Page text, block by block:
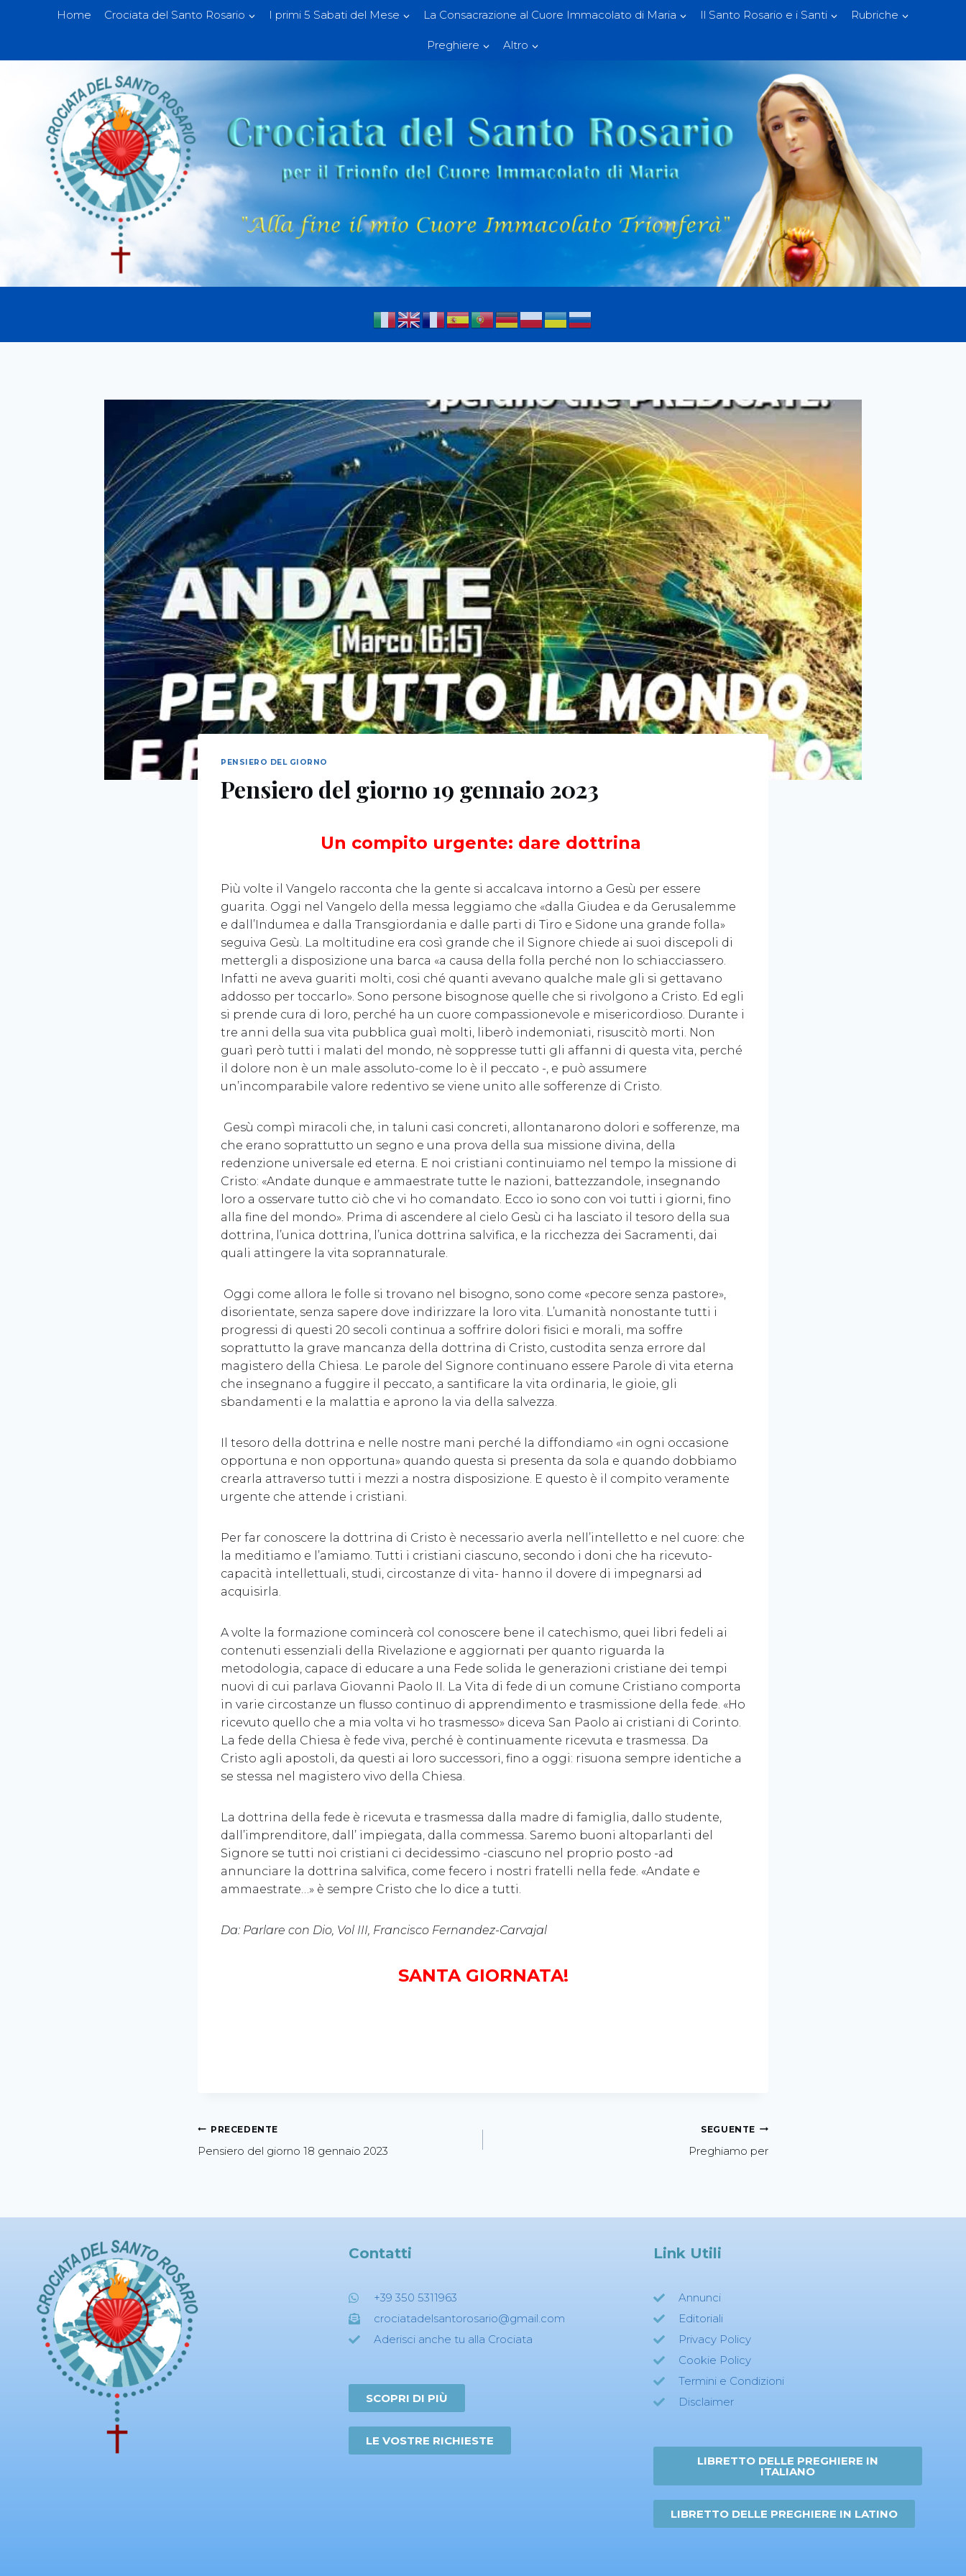
Home Crociata del Santo Rosario I primi 5 Sabati del Mese La Consacrazione al Cuore Immacolato di Maria Il Santo Rosario e i Santi Rubriche
Preghiere Altro
PENSIERO DEL GIORNO
Pensiero del giorno 19 gennaio 2023
Un compito urgente: dare dottrina
Più volte il Vangelo racconta che la gente si accalcava intorno a Gesù per essere
guarita. Oggi nel Vangelo della messa leggiamo che «dalla Giudea e da Gerusalemme
e dall’Indumea e dalla Transgiordania e dalle parti di Tiro e Sidone una grande folla»
seguiva Gesù. La moltitudine era così grande che il Signore chiede ai suoi discepoli di
mettergli a disposizione una barca «a causa della folla perché non lo schiacciassero.
Infatti ne aveva guariti molti, cosi ché quanti avevano qualche male gli si gettavano
addosso per toccarlo». Sono persone bisognose quelle che si rivolgono a Cristo. Ed egli
si prende cura di loro, perché ha un cuore compassionevole e misericordioso. Durante i
tre anni della sua vita pubblica guaì molti, liberò indemoniati, risuscitò morti. Non
guarì però tutti i malati del mondo, nè soppresse tutti gli affanni di questa vita, perché
il dolore non è un male assoluto-come lo è il peccato -, e può assumere
un’incomparabile valore redentivo se viene unito alle sofferenze di Cristo.
Gesù compì miracoli che, in taluni casi concreti, allontanarono dolori e sofferenze, ma
che erano soprattutto un segno e una prova della sua missione divina, della
redenzione universale ed eterna. E noi cristiani continuiamo nel tempo la missione di
Cristo: «Andate dunque e ammaestrate tutte le nazioni, battezzandole, insegnando
loro a osservare tutto ciò che vi ho comandato. Ecco io sono con voi tutti i giorni, fino
alla fine del mondo». Prima di ascendere al cielo Gesù ci ha lasciato il tesoro della sua
dottrina, l’unica dottrina, l’unica dottrina salvifica, e la ricchezza dei Sacramenti, dai
quali attingere la vita soprannaturale.
Oggi come allora le folle si trovano nel bisogno, sono come «pecore senza pastore»,
disorientate, senza sapere dove indirizzare la loro vita. L’umanità nonostante tutti i
progressi di questi 20 secoli continua a soffrire dolori fisici e morali, ma soffre
soprattutto la grave mancanza della dottrina di Cristo, custodita senza errore dal
magistero della Chiesa. Le parole del Signore continuano essere Parole di vita eterna
che insegnano a fuggire il peccato, a santificare la vita ordinaria, le gioie, gli
sbandamenti e la malattia e aprono la via della salvezza.
Il tesoro della dottrina e nelle nostre mani perché la diffondiamo «in ogni occasione
opportuna e non opportuna» quando questa si presenta da sola e quando dobbiamo
crearla attraverso tutti i mezzi a nostra disposizione. E questo è il compito veramente
urgente che attende i cristiani.
Per far conoscere la dottrina di Cristo è necessario averla nell’intelletto e nel cuore: che
la meditiamo e l’amiamo. Tutti i cristiani ciascuno, secondo i doni che ha ricevuto-
capacità intellettuali, studi, circostanze di vita- hanno il dovere di impegnarsi ad
acquisirla.
A volte la formazione comincerà col conoscere bene il catechismo, quei libri fedeli ai
contenuti essenziali della Rivelazione e aggiornati per quanto riguarda la
metodologia, capace di educare a una Fede solida le generazioni cristiane dei tempi
nuovi di cui parlava Giovanni Paolo II. La Vita di fede di un comune Cristiano comporta
in varie circostanze un flusso continuo di apprendimento e trasmissione della fede. «Ho
ricevuto quello che a mia volta vi ho trasmesso» diceva San Paolo ai cristiani di Corinto.
La fede della Chiesa è fede viva, perché è continuamente ricevuta e trasmessa. Da
Cristo agli apostoli, da questi ai loro successori, fino a oggi: risuona sempre identiche a
se stessa nel magistero vivo della Chiesa.
La dottrina della fede è ricevuta e trasmessa dalla madre di famiglia, dallo studente,
dall’imprenditore, dall’ impiegata, dalla commessa. Saremo buoni altoparlanti del
Signore se tutti noi cristiani ci decidessimo -ciascuno nel proprio posto -ad
annunciare la dottrina salvifica, come fecero i nostri fratelli nella fede. «Andate e
ammaestrate…» è sempre Cristo che lo dice a tutti.
Da: Parlare con Dio, Vol III, Francisco Fernandez-Carvajal
SANTA GIORNATA!
PRECEDENTE
Pensiero del giorno 18 gennaio 2023
SEGUENTE
Preghiamo per
Contatti
+39 350 5311963
crociatadelsantorosario@gmail.com
Aderisci anche tu alla Crociata
SCOPRI DI PIÙ
LE VOSTRE RICHIESTE
Link Utili
Annunci
Editoriali
Privacy Policy
Cookie Policy
Termini e Condizioni
Disclaimer
LIBRETTO DELLE PREGHIERE IN
ITALIANO
LIBRETTO DELLE PREGHIERE IN LATINO